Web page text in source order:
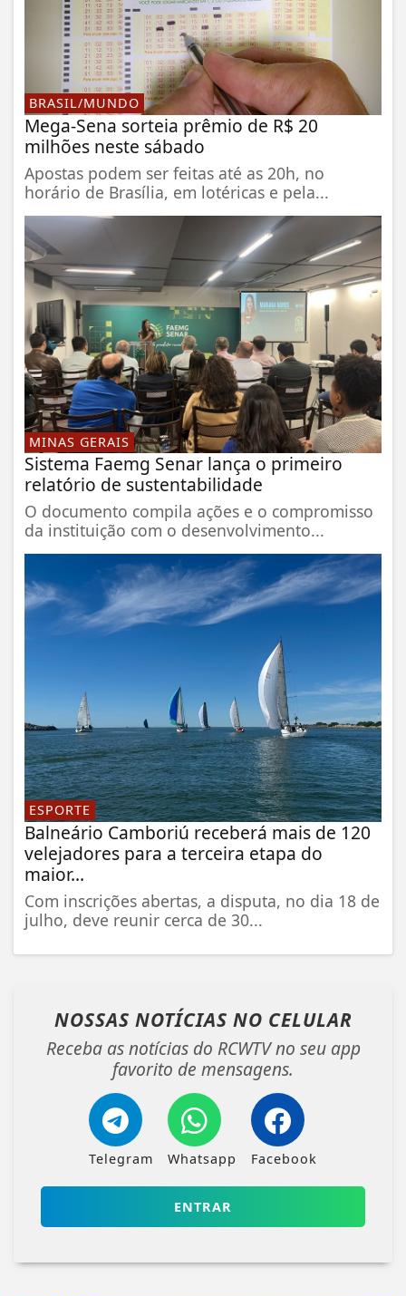
BRASIL/MUNDO
Mega-Sena sorteia prêmio de R$ 20
milhões neste sábado
Apostas podem ser feitas até as 20h, no
horário de Brasília, em lotéricas e pela...
MINAS GERAIS
Sistema Faemg Senar lança o primeiro
relatório de sustentabilidade
O documento compila ações e o compromisso
da instituição com o desenvolvimento...
ESPORTE
Balneário Camboriú receberá mais de 120
velejadores para a terceira etapa do
maior...
Com inscrições abertas, a disputa, no dia 18 de
julho, deve reunir cerca de 30...
NOSSAS NOTÍCIAS NO CELULAR
Receba as notícias do RCWTV no seu app
favorito de mensagens.
Telegram Whatsapp Facebook
ENTRAR